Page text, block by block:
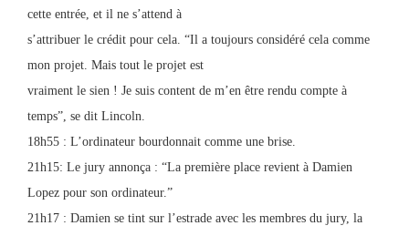
cette entrée, et il ne s’attend à
s’attribuer le crédit pour cela. “Il a toujours considéré cela comme
mon projet. Mais tout le projet est
vraiment le sien ! Je suis content de m’en être rendu compte à
temps”, se dit Lincoln.
18h55 : L’ordinateur bourdonnait comme une brise.
21h15: Le jury annonça : “La première place revient à Damien
Lopez pour son ordinateur.”
21h17 : Damien se tint sur l’estrade avec les membres du jury, la